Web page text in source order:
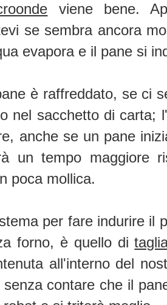
viene bene.
se sembra ancora
evapora e il pane si
è raffreddato, se ci
nel sacchetto di carta;
anche se un pane
un tempo maggiore
poca mollica.
per fare indurire il
forno, è quello di
all'interno del
contare che il